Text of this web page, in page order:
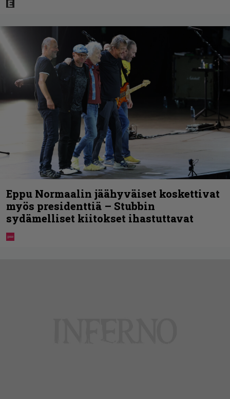
Eppu Normaalin jäähyväiset koskettivat
myös presidenttiä – Stubbin
sydämelliset kiitokset ihastuttavat